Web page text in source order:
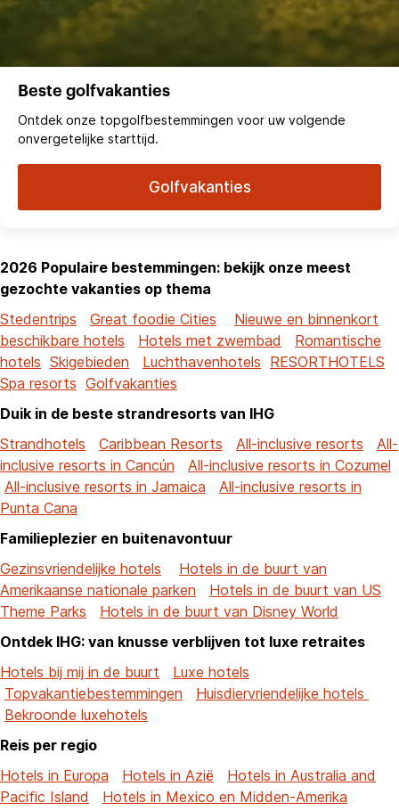
Beste golfvakanties
Ontdek onze topgolfbestemmingen voor uw volgende
onvergetelijke starttijd.
Golfvakanties
2026 Populaire bestemmingen: bekijk onze meest
gezochte vakanties op thema
Stedentrips
Great foodie Cities
Nieuwe en binnenkort
beschikbare hotels
Hotels met zwembad
Romantische
hotels Skigebieden Luchthavenhotels RESORTHOTELS
Spa resorts Golfvakanties
Duik in de beste strandresorts van IHG
Strandhotels
Caribbean Resorts All-inclusive resorts
All-
inclusive resorts in Cancún
All-inclusive resorts in Cozumel
All-inclusive resorts in Jamaica
All-inclusive resorts in
Punta Cana
Familieplezier en buitenavontuur
Gezinsvriendelijke hotels
Hotels in de buurt van
Amerikaanse nationale parken
Hotels in de buurt van US
Theme Parks
Hotels in de buurt van Disney World
Ontdek IHG: van knusse verblijven tot luxe retraites
Hotels bij mij in de buurt
Luxe hotels
Topvakantiebestemmingen
Huisdiervriendelijke hotels
Bekroonde luxehotels
Reis per regio
Hotels in Europa
Hotels in Azië
Hotels in Australia and
Pacific Island
Hotels in Mexico en Midden-Amerika